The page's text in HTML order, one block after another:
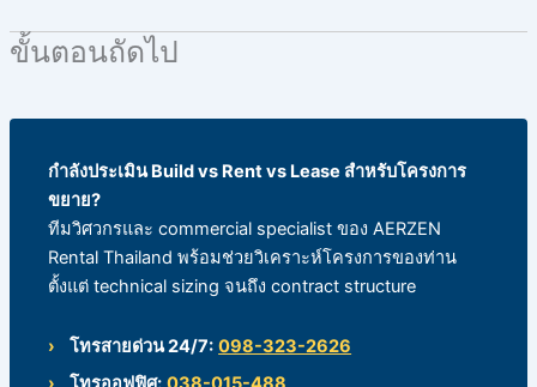
ขั้นตอนถัดไป
กำลังประเมิน Build vs Rent vs Lease สำหรับโครงการ
ขยาย?
ทีมวิศวกรและ commercial specialist ของ AERZEN
Rental Thailand พร้อมช่วยวิเคราะห์โครงการของท่าน
ตั้งแต่ technical sizing จนถึง contract structure
โทรสายด่วน 24/7: 098-323-2626